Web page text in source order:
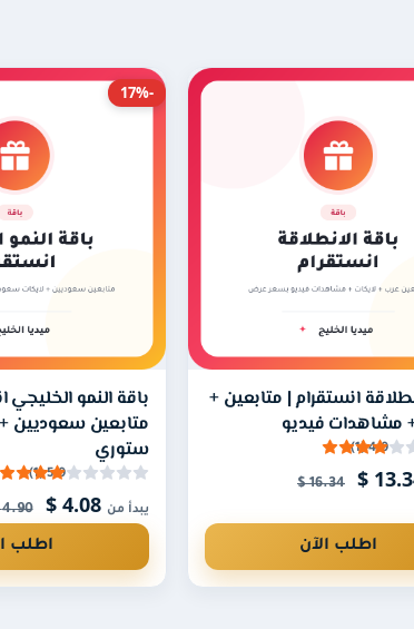
حسابك مظهرًا أقوى.
الحساب. في حال تجاوز المدة المذكورة دون بدء التنفيذ يكفي
انستقرام | متابعين +
مشاهدات فيديو
4.0 (1)
16.34 $
اطلب الآن
-17%
باقة النمو الخليجي
متابعين سعوديين
ستوري
5.0 (1)
يبدأ من 4.08 $
4.90 $
اطلب